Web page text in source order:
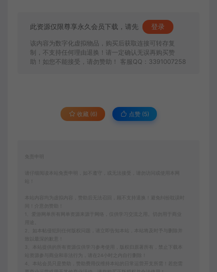
此资源仅限尊享永久会员下载，请先 登录
该内容为数字化虚拟物品，购买后获取连接可转存复
制，不支持任何理由退换！请一定确认无误再购买赞
助！如您不能接受，请勿赞助！ 客服QQ：3391007258
收藏 (6) 点赞 (5)
免责申明
请仔细阅读本站免责申明，如不遵守，或无法接受，请勿访问或使用本网
本站内容均为虚拟内容，赞助后无法召回，顾不支持退换！避免纠纷耽误时
间！介意勿赞助！
1、爱游网单所有网单资源来源于网络，仅供学习交流之用。切勿用于商业
2、如本帖侵犯到任何版权问题，请立即告知本站，本站将及时予与删除并
致以最深的歉意！
3、本站提供的所有资源仅供学习参考使用，版权归原著所有，禁止下载本
站资源参与商业和非法行为，请在24小时之内自行删除！
4、本站会员只是赞助，赞助费用仅维持本站的日常运营开支所需！若您需